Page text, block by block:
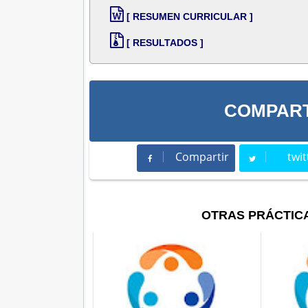
[ RESUMEN CURRICULAR ]
[ RESULTADOS ]
Compartir
Compartir
OTRAS